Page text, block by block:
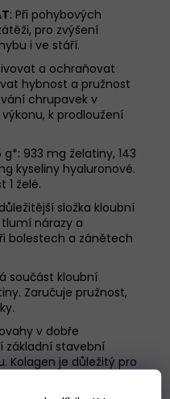
: Při pohybových
pro zvýšení
i ve stáří.
a ochraňovat
hybnost a pružnost
chrupavek v
k prodloužení
g*: 933 mg želatiny, 143
kyseliny hyaluronové.
1 želé.
složka kloubní
nárazy a
bolestech a zánětech
součást kloubní
Zaručuje pružnost,
v dobře
základní stavební
Kolagen je důležitý pro